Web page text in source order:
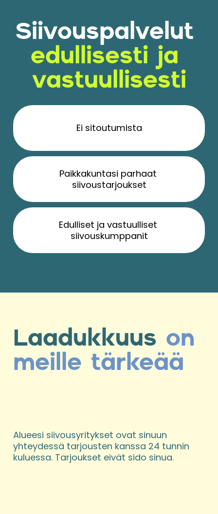
edullisesti ja
vastuullisesti
Ei sitoutumista
Paikkakuntasi parhaat
siivoustarjoukset
Edulliset ja vastuulliset
siivouskumppanit
Laadukkuus on
meille tärkeää
Alueesi siivousyritykset ovat sinuun
yhteydessä tarjousten kanssa 24 tunnin
kuluessa. Tarjoukset eivät sido sinua.